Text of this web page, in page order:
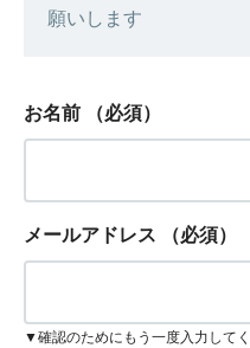
願いします
お名前 （必須）
メールアドレス （必須）
▼確認のためにもう一度入力してく